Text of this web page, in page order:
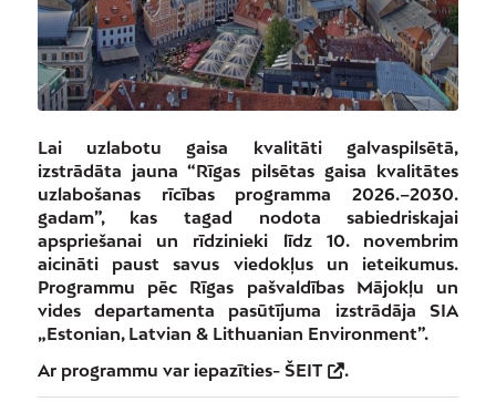
Lai uzlabotu gaisa kvalitāti galvaspilsētā,
izstrādāta jauna “Rīgas pilsētas gaisa kvalitātes
uzlabošanas rīcības programma 2026.–2030.
gadam”, kas tagad nodota sabiedriskajai
apspriešanai un rīdzinieki līdz 10. novembrim
aicināti paust savus viedokļus un ieteikumus.
Programmu pēc Rīgas pašvaldības Mājokļu un
vides departamenta pasūtījuma izstrādāja SIA
„Estonian, Latvian & Lithuanian Environment”.
Ar programmu var iepazīties- ŠEIT .